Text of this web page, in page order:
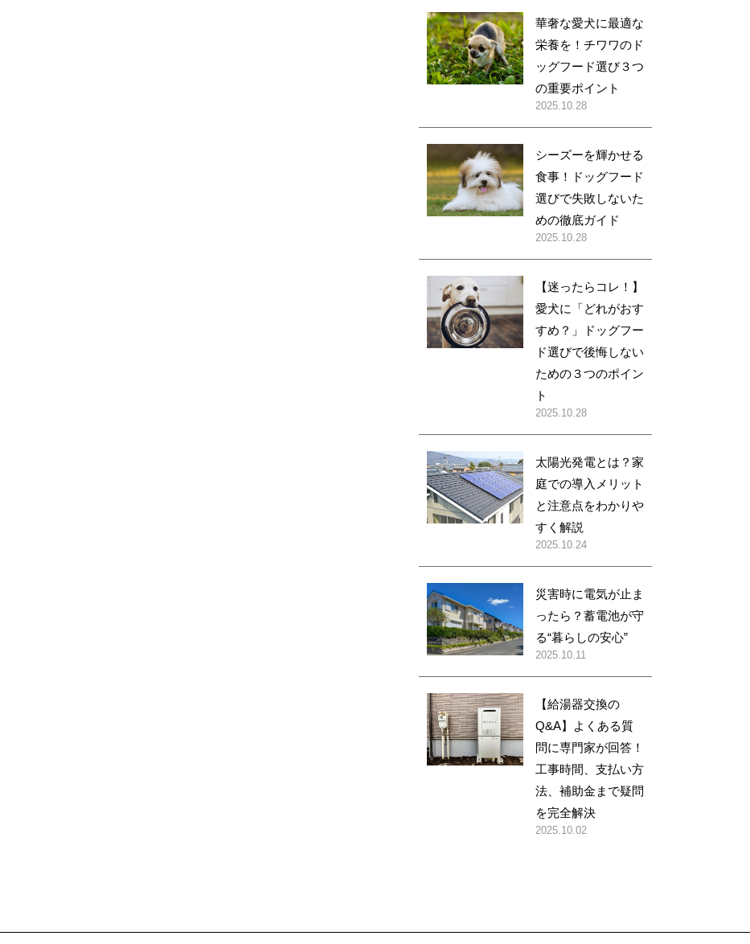
華奢な愛犬に最適な
栄養を！チワワのド
ッグフード選び３つ
の重要ポイント
2025.10.28
シーズーを輝かせる
食事！ドッグフード
選びで失敗しないた
めの徹底ガイド
2025.10.28
【迷ったらコレ！】
愛犬に「どれがおす
すめ？」ドッグフー
ド選びで後悔しない
ための３つのポイン
ト
2025.10.28
太陽光発電とは？家
庭での導入メリット
と注意点をわかりや
すく解説
2025.10.24
災害時に電気が止ま
ったら？蓄電池が守
る“暮らしの安心”
2025.10.11
【給湯器交換の
Q&A】よくある質
問に専門家が回答！
工事時間、支払い方
法、補助金まで疑問
を完全解決
2025.10.02